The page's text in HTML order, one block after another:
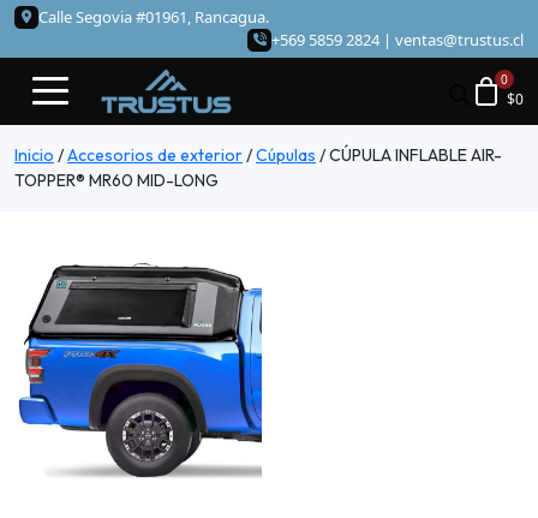
Calle Segovia #01961, Rancagua.
+569 5859 2824 | ventas@trustus.cl
$0
Inicio /Accesorios de exterior/Cúpulas /CÚPULA INFLABLE AIR-
TOPPER® MR60 MID-LONG